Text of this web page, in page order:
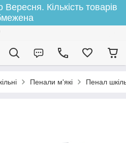
Кількість товарів
Пенали м'які Пенал